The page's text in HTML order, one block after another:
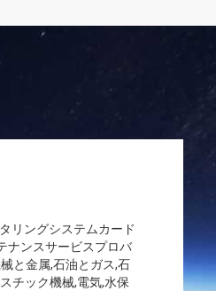
リングシステムカード
ナンスサービスプロバ
と金属,石油とガス,石
チック機械,電気,水保